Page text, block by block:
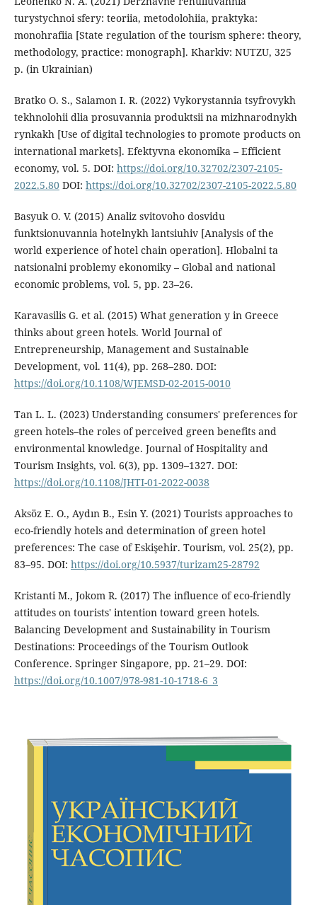
turystychnoi sfery: teoriia, metodolohiia, praktyka:
monohrafiia [State regulation of the tourism sphere: theory,
methodology, practice: monograph]. Kharkiv: NUTZU, 325
p. (in Ukrainian)
Bratko O. S., Salamon I. R. (2022) Vykorystannia tsyfrovykh
tekhnolohii dlia prosuvannia produktsii na mizhnarodnykh
rynkakh [Use of digital technologies to promote products on
international markets]. Efektyvna ekonomika – Efficient
economy, vol. 5. DOI: https://doi.org/10.32702/2307-2105-
2022.5.80DOI: https://doi.org/10.32702/2307-2105-2022.5.80
Basyuk O. V. (2015) Analiz svitovoho dosvidu
funktsionuvannia hotelnykh lantsiuhiv [Analysis of the
world experience of hotel chain operation]. Hlobalni ta
natsionalni problemy ekonomiky – Global and national
economic problems, vol. 5, pp. 23–26.
Karavasilis G. et al. (2015) What generation y in Greece
thinks about green hotels. World Journal of
Entrepreneurship, Management and Sustainable
Development, vol. 11(4), pp. 268–280. DOI:
https://doi.org/10.1108/WJEMSD-02-2015-0010
Tan L. L. (2023) Understanding consumers' preferences for
green hotels–the roles of perceived green benefits and
environmental knowledge. Journal of Hospitality and
Tourism Insights, vol. 6(3), pp. 1309–1327. DOI:
https://doi.org/10.1108/JHTI-01-2022-0038
Aksöz E. O., Aydın B., Esin Y. (2021) Tourists approaches to
eco-friendly hotels and determination of green hotel
preferences: The case of Eskişehir. Tourism, vol. 25(2), pp.
83–95. DOI: https://doi.org/10.5937/turizam25-28792
Kristanti M., Jokom R. (2017) The influence of eco-friendly
attitudes on tourists' intention toward green hotels.
Balancing Development and Sustainability in Tourism
Destinations: Proceedings of the Tourism Outlook
Conference. Springer Singapore, pp. 21–29. DOI:
https://doi.org/10.1007/978-981-10-1718-6_3